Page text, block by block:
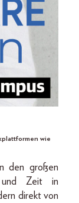
wie
den großen
Zeit in
direkt von